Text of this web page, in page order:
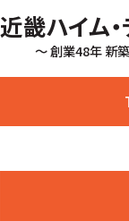
近畿ハイム
～ 創業48年 新